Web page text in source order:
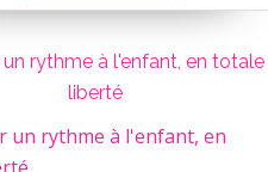
rythme à l'enfant, en totale
liberté